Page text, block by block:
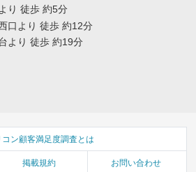
り 徒歩 約5分
口より 徒歩 約12分
より 徒歩 約19分
コン顧客満足度調査とは
掲載規約 お問い合わせ